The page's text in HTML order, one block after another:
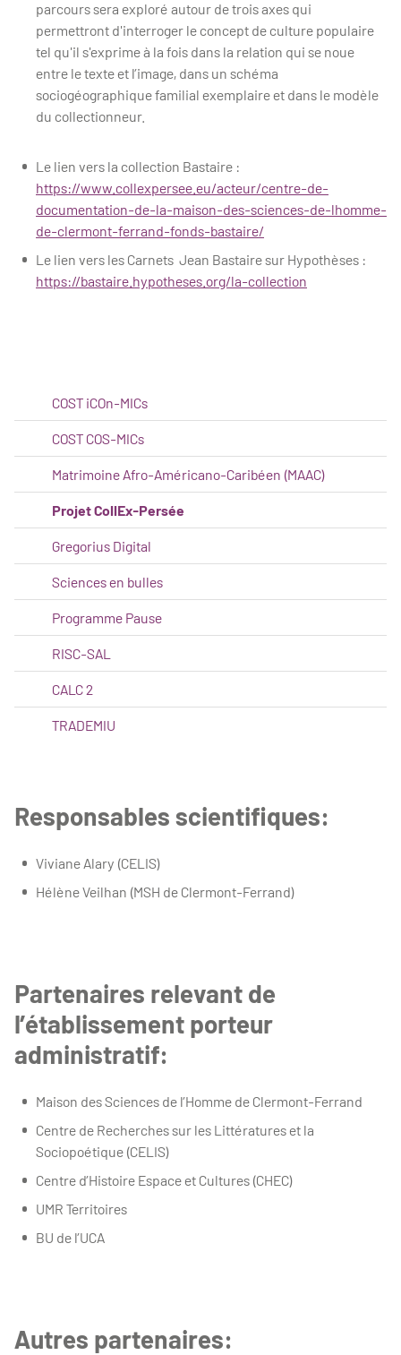
parcours sera exploré autour de trois axes qui
permettront d'interroger le concept de culture populaire
tel qu'il s'exprime à la fois dans la relation qui se noue
entre le texte et l’image, dans un schéma
sociogéographique familial exemplaire et dans le modèle
du collectionneur.
Le lien vers la collection Bastaire :
https://www.collexpersee.eu/acteur/centre-de-
documentation-de-la-maison-des-sciences-de-lhomme-
de-clermont-ferrand-fonds-bastaire/
Le lien vers les Carnets Jean Bastaire sur Hypothèses :
https://bastaire.hypotheses.org/la-collection
COST iCOn-MICs
COST COS-MICs
Matrimoine Afro-Américano-Caribéen (MAAC)
Projet CollEx-Persée
Gregorius Digital
Sciences en bulles
Programme Pause
RISC-SAL
CALC 2
TRADEMIU
Responsables scientifiques:
Viviane Alary (CELIS)
Hélène Veilhan (MSH de Clermont-Ferrand)
Partenaires relevant de
l’établissement porteur
administratif:
Maison des Sciences de l’Homme de Clermont-Ferrand
Centre de Recherches sur les Littératures et la
Sociopoétique (CELIS)
Centre d’Histoire Espace et Cultures (CHEC)
UMR Territoires
BU de l’UCA
Autres partenaires: